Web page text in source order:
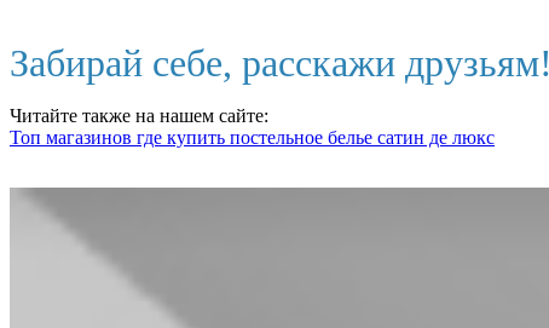
Забирай себе, расскажи друзьям!
Читайте также на нашем сайте:
Топ магазинов где купить постельное белье сатин де люкс